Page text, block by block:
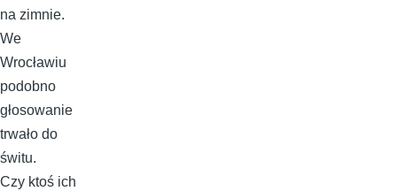
na zimnie.
We
Wrocławiu
podobno
głosowanie
trwało do
świtu.
Czy ktoś ich